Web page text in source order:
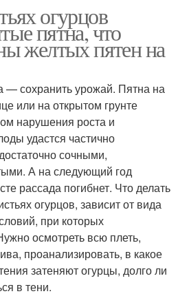
огурцов
пятна, что
желтых пятен на
— сохранить урожай. Пятна на
или на открытом грунте
нарушения роста и
удастся частично
сочными,
А на следующий год
рассада погибнет. Что делать
огурцов, зависит от вида
при которых
осмотреть всю плеть,
проанализировать, в какое
затеняют огурцы, долго ли
в тени.